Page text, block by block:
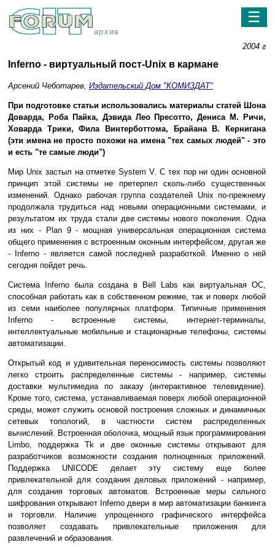
архив
☰
2004 г
Inferno - виртуальный пост-Unix в кармане
Арсений Чеботарев, Издательский Дом "КОМИЗДАТ"
При подготовке статьи использовались материалы статей Шона
Доварда, Роба Пайка, Дэвида Лео Пресотто, Дениса М. Ричи,
Ховарда Трики, Фила Винтерботтома, Брайана В. Кернигана
(эти имена не просто похожи на имена "тех самых людей" - это
и есть "те самые люди")
Мир Unix застыл на отметке System V. С тех пор ни один основной
принцип этой системы не претерпел сколь-либо существенных
изменений. Однако рабочая группа создателей Unix по-прежнему
продолжала трудиться над новыми операционными системами, и
результатом их труда стали две системы нового поколения. Одна
из них - Plan 9 - мощная универсальная операционная система
общего применения с встроенным оконным интерфейсом, другая же
- Inferno - является самой последней разработкой. Именно о ней
сегодня пойдет речь.
Система Inferno была создана в Bell Labs как виртуальная ОС,
способная работать как в собственном режиме, так и поверх любой
из семи наиболее популярных платформ. Типичные применения
Inferno - встроенные системы, интернет-терминалы,
интеллектуальные мобильные и стационарные телефоны, системы
автоматизации.
Открытый код и удивительная переносимость системы позволяют
легко строить распределенные системы - например, системы
доставки мультимедиа по заказу (интерактивное телевидение).
Кроме того, система, устанавливаемая поверх любой операционной
среды, может служить основой построения сложных и динамичных
сетевых топологий, в частности систем распределенных
вычислений. Встроенная оболочка, мощный язык программирования
Limbo, поддержка Tk и две оконные системы открывают для
разработчиков возможности создания полноценных приложений.
Поддержка UNICODE делает эту систему еще более
привлекательной для создания деловых приложений - например,
для создания торговых автоматов. Встроенные меры сильного
шифрования открывают Inferno двери в мир автоматизации банкинга
и торговли. Наличие упрощенного графического интерфейса
позволяет создавать привлекательные приложения для
развлечений и образования.